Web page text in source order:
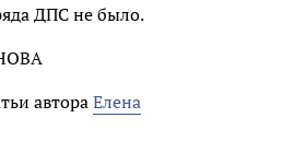
ДПС не было.
автораЕлена